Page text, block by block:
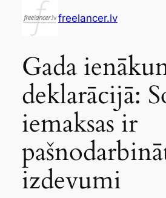
content
freelancer.lv
Gada
deklarācijā:
iemaksas ir
izdevumi